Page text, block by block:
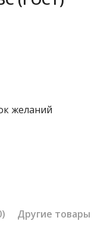
желаний
Другие товары